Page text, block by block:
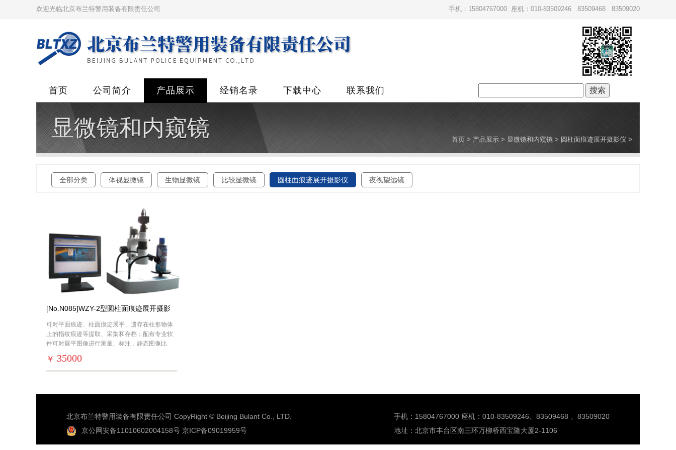
欢迎光临北京布兰特警用装备有限责任公司 手机：15804767000 座机：010-83509246 83509468 83509020
首页 公司简介 产品展示 经销名录 下载中心 联系我们
索：
显微镜和内窥镜 首页 > 产品展示 > 显微镜和内窥镜 > 圆柱面痕迹展开摄影仪 >
全部分类 体视显微镜 生物显微镜 比较显微镜 圆柱面痕迹展开摄影仪 夜视望远镜
[No.N085]WZY-2型圆柱面痕迹展开摄影
可对平面痕迹、柱面痕迹展平、遗存在柱形物体
上的指纹痕迹等提取、采集和存档；配有专业软
件可对展平图像进行测量、标注，静态图像比
￥ 35000
北京布兰特警用装备有限责任公司 CopyRight © Beijing Bulant Co., LTD.
京公网安备11010602004158号 京ICP备09019959号
手机：15804767000 座机：010-83509246、83509468 、83509020
地址：北京市丰台区南三环万柳桥西宝隆大厦2-1106